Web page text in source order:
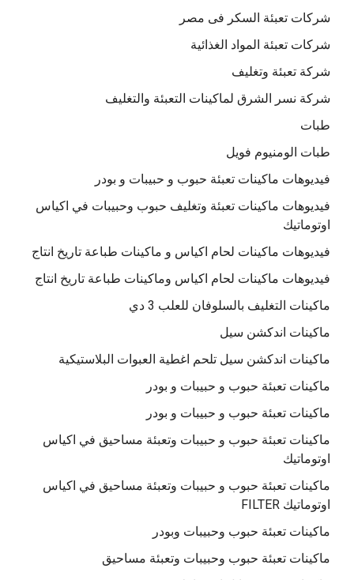
شركات تعبئة السكر فى مصر
شركات تعبئة المواد الغذائية
شركة تعبئة وتغليف
شركة نسر الشرق لماكينات التعبئة والتغليف
طبات
طبات الومنيوم فويل
فيديوهات ماكينات تعبئة حبوب و حبيبات و بودر
فيديوهات ماكينات تعبئة وتغليف حبوب وحبيبات في اكياس
اوتوماتيك
فيديوهات ماكينات لحام اكياس و ماكينات طباعة تاريخ انتاج
فيديوهات ماكينات لحام اكياس وماكينات طباعة تاريخ انتاج
ماكينات التغليف بالسلوفان للعلب 3 دي
ماكينات اندكشن سيل
ماكينات اندكشن سيل تلحم اغطية العبوات البلاستيكية
ماكينات تعبئة حبوب و حبيبات و بودر
ماكينات تعبئة حبوب و حبيبات و بودر
ماكينات تعبئة حبوب و حبيبات وتعبئة مساحيق في اكياس
اوتوماتيك
ماكينات تعبئة حبوب و حبيبات وتعبئة مساحيق في اكياس
اوتوماتيك FILTER
ماكينات تعبئة حبوب وحبيبات وبودر
ماكينات تعبئة حبوب وحبيبات وتعبئة مساحيق